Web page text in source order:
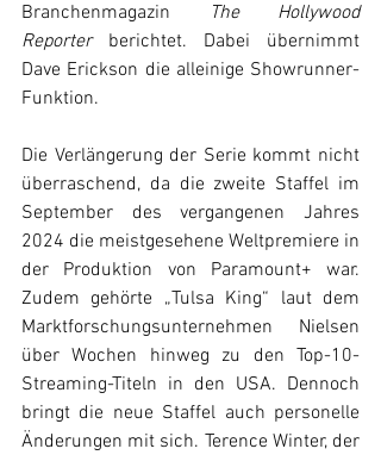
Branchenmagazin
The Hollywood
Reporter berichtet. Dabei übernimmt
Dave Erickson die alleinige Showrunner-
Funktion.
Die Verlängerung der Serie kommt nicht
überraschend, da die zweite Staffel im
September des vergangenen Jahres
2024 die meistgesehene Weltpremiere in
der Produktion von Paramount+ war.
Zudem gehörte „Tulsa King“ laut dem
Marktforschungsunternehmen Nielsen
über Wochen hinweg zu den Top-10-
Streaming-Titeln in den USA. Dennoch
bringt die neue Staffel auch personelle
Änderungen mit sich. Terence Winter, der